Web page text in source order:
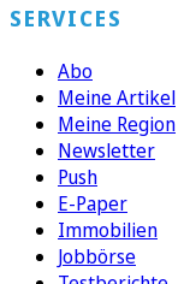
SERVICES
Abo
Meine Artikel
Meine Region
Newsletter
Push
E-Paper
Immobilien
Jobbörse